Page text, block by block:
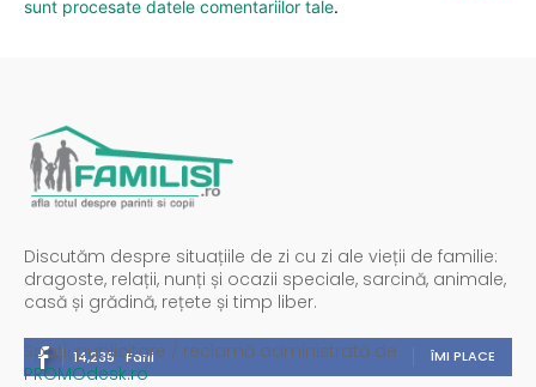
sunt procesate datele comentariilor tale.
Discutăm despre situațiile de zi cu zi ale vieții de familie:
dragoste, relații, nunți și ocazii speciale, sarcină, animale,
casă și grădină, rețete și timp liber.
14,235 Fani ÎMI PLACE
Spații publicitare / reclamă administrată de
PROMOdesk.ro